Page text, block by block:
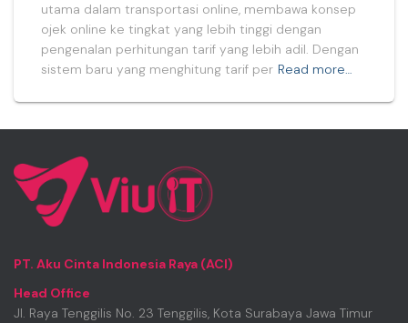
utama dalam transportasi online, membawa konsep
ojek online ke tingkat yang lebih tinggi dengan
pengenalan perhitungan tarif yang lebih adil. Dengan
sistem baru yang menghitung tarif per Read more…
PT. Aku Cinta Indonesia Raya (ACI)
Head Office
Jl. Raya Tenggilis No. 23 Tenggilis, Kota Surabaya Jawa Timur